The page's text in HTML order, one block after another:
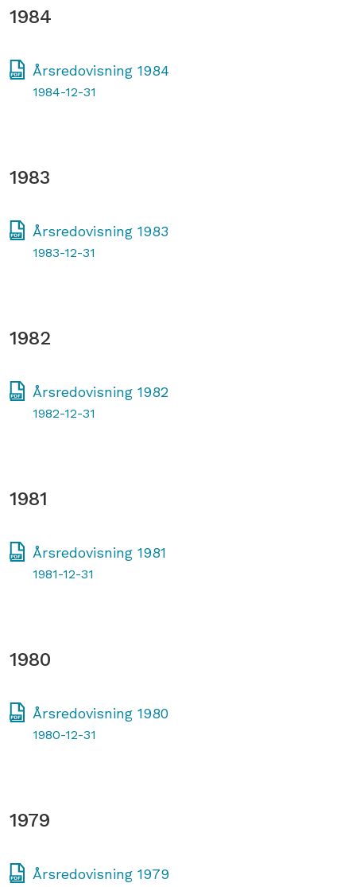
1984
Årsredovisning 1984
1984-12-31
1983
Årsredovisning 1983
1983-12-31
1982
Årsredovisning 1982
1982-12-31
1981
Årsredovisning 1981
1981-12-31
1980
Årsredovisning 1980
1980-12-31
1979
Årsredovisning 1979